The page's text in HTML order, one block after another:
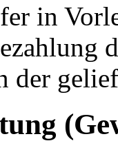
in
der